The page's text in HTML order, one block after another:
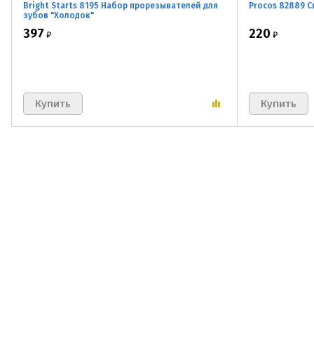
Bright Starts 8195 Набор прорезывателей для
зубов "Холодок"
397 ₽
Procos 82889
220 ₽